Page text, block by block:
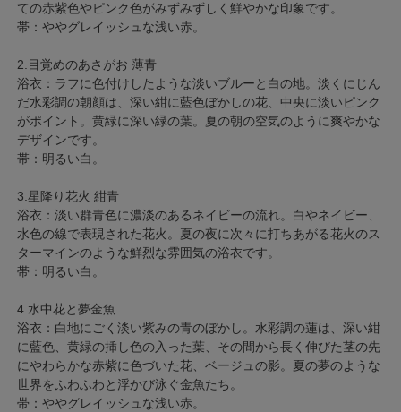
ての赤紫色やピンク色がみずみずしく鮮やかな印象です。
帯：ややグレイッシュな浅い赤。
2.目覚めのあさがお 薄青
浴衣：ラフに色付けしたような淡いブルーと白の地。淡くにじん
だ水彩調の朝顔は、深い紺に藍色ぼかしの花、中央に淡いピンク
がポイント。黄緑に深い緑の葉。夏の朝の空気のように爽やかな
デザインです。
帯：明るい白。
3.星降り花火 紺青
浴衣：淡い群青色に濃淡のあるネイビーの流れ。白やネイビー、
水色の線で表現された花火。夏の夜に次々に打ちあがる花火のス
ターマインのような鮮烈な雰囲気の浴衣です。
帯：明るい白。
4.水中花と夢金魚
浴衣：白地にごく淡い紫みの青のぼかし。水彩調の蓮は、深い紺
に藍色、黄緑の挿し色の入った葉、その間から長く伸びた茎の先
にやわらかな赤紫に色づいた花、ベージュの影。夏の夢のような
世界をふわふわと浮かび泳ぐ金魚たち。
帯：ややグレイッシュな浅い赤。